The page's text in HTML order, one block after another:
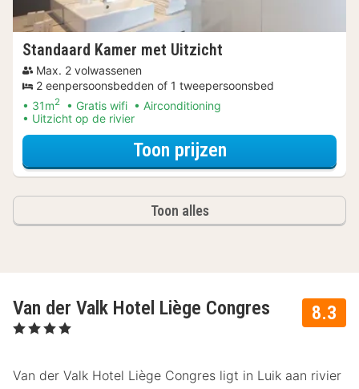
Standaard Kamer met Uitzicht
Max. 2 volwassenen
2 eenpersoonsbedden of 1 tweepersoonsbed
31m2 Gratis wifi
Airconditioning
Uitzicht op de rivier
Toon prijzenvoor Standaard
Toon alles
8.3
Van der Valk Hotel Liège Congres
, 4 Sterren
Van der Valk Hotel Liège Congres ligt in Luik aan rivier